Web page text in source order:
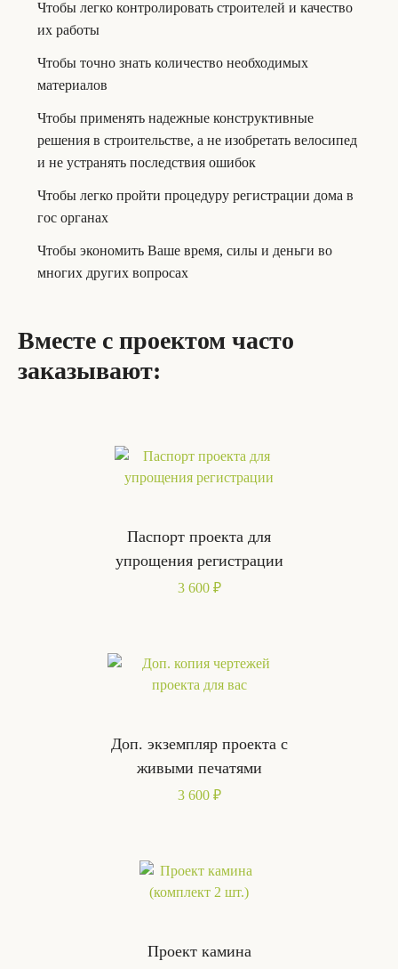
Чтобы легко контролировать строителей и качество
их работы
Чтобы точно знать количество необходимых
материалов
Чтобы применять надежные конструктивные
решения в строительстве, а не изобретать велосипед
и не устранять последствия ошибок
Чтобы легко пройти процедуру регистрации дома в
гос органах
Чтобы экономить Ваше время, силы и деньги во
многих других вопросах
Вместе с проектом часто
заказывают:
Паспорт проекта для
упрощения регистрации
3 600 ₽
Доп. экземпляр проекта с
живыми печатями
3 600 ₽
Проект камина